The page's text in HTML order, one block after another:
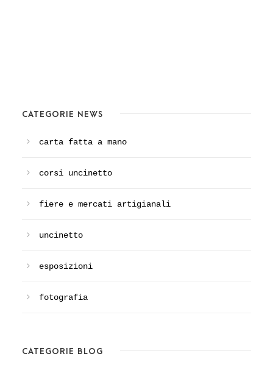
CATEGORIE NEWS
carta fatta a mano
corsi uncinetto
fiere e mercati artigianali
uncinetto
esposizioni
fotografia
CATEGORIE BLOG